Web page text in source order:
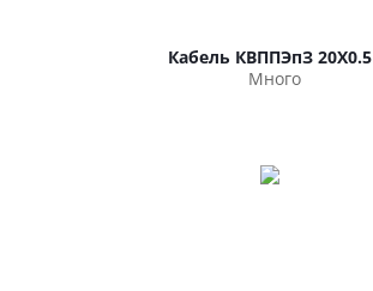
Кабель КВППЭпЗ 20Х0.5
Много